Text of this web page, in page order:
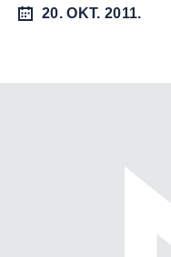
20. OKT. 2011.